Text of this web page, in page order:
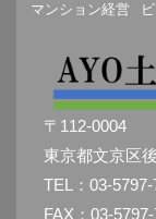
マンション経営
〒112-0004
東京都文京区
TEL：03-5797-
FAX：03-